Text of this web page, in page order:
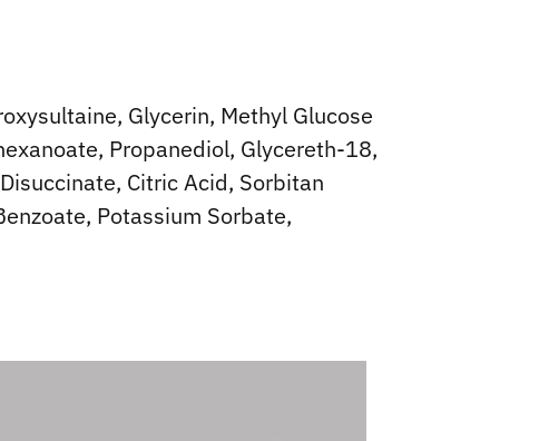
Glycerin, Methyl Glucose
Propanediol, Glycereth-18,
Citric Acid, Sorbitan
Potassium Sorbate,